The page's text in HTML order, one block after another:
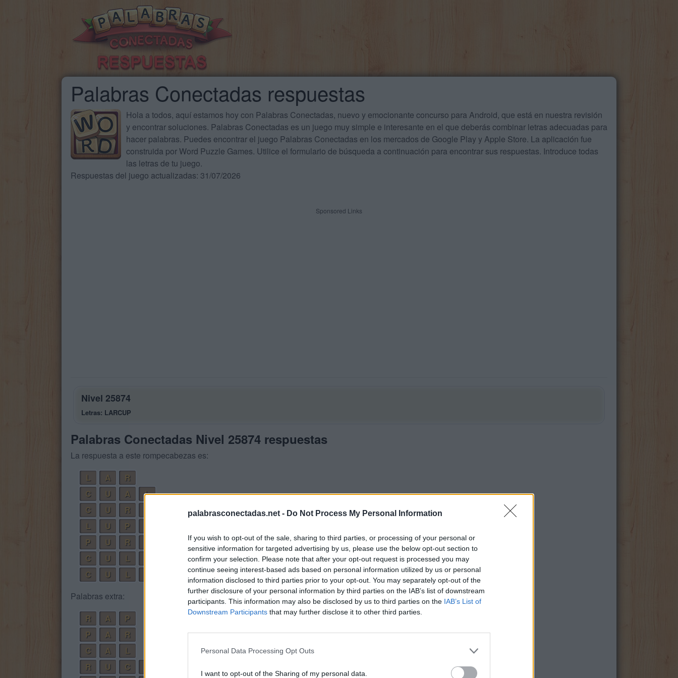
palabrasconectadas.net - Do Not Process My Personal Information
If you wish to opt-out of the sale, sharing to third parties, or processing of your personal or
sensitive information for targeted advertising by us, please use the below opt-out section to
confirm your selection. Please note that after your opt-out request is processed you may
continue seeing interest-based ads based on personal information utilized by us or personal
information disclosed to third parties prior to your opt-out. You may separately opt-out of the
further disclosure of your personal information by third parties on the IAB’s list of downstream
participants. This information may also be disclosed by us to third parties on the IAB’s List of
Downstream Participants that may further disclose it to other third parties.
Personal Data Processing Opt Outs
I want to opt-out of the Sharing of my personal data.
Palabras Conectadas respuestas
Hola a todos, aquí estamos hoy con Palabras Conectadas, nuevo y emocionante concurso para Android, que está en nuestra revisión
y encontrar soluciones. Palabras Conectadas es un juego muy simple e interesante en el que deberás combinar letras adecuadas para
hacer palabras. Puedes encontrar el juego Palabras Conectadas en los mercados de Google Play y Apple Store. La aplicación fue
construida por Word Puzzle Games. Utilice el formulario de búsqueda a continuación para encontrar sus respuestas. Introduce todas
las letras de tu juego.
Respuestas del juego actualizadas: 31/07/2026
Sponsored Links
Nivel 25874
Letras: LARCUP
Palabras Conectadas Nivel 25874 respuestas
La respuesta a este rompecabezas es:
L
A
R
C
U A
L
C
U R
L
U P
P
U R
C
U L
C
U L
R
Palabras extra:
R
A
P
P
A
R
C
A
L
R
U C